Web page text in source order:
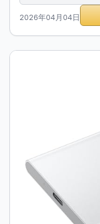
2026年04月04日